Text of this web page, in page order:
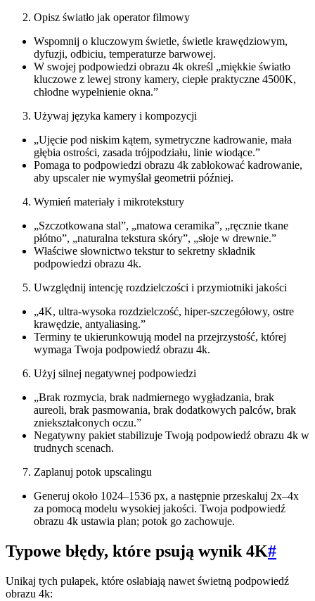
Opisz światło jak operator filmowy
Wspomnij o kluczowym świetle, świetle krawędziowym,
dyfuzji, odbiciu, temperaturze barwowej.
W swojej podpowiedzi obrazu 4k określ „miękkie światło
kluczowe z lewej strony kamery, ciepłe praktyczne 4500K,
chłodne wypełnienie okna.”
Używaj języka kamery i kompozycji
„Ujęcie pod niskim kątem, symetryczne kadrowanie, mała
głębia ostrości, zasada trójpodziału, linie wiodące.”
Pomaga to podpowiedzi obrazu 4k zablokować kadrowanie,
aby upscaler nie wymyślał geometrii później.
Wymień materiały i mikrotekstury
„Szczotkowana stal”, „matowa ceramika”, „ręcznie tkane
płótno”, „naturalna tekstura skóry”, „słoje w drewnie.”
Właściwe słownictwo tekstur to sekretny składnik
podpowiedzi obrazu 4k.
Uwzględnij intencję rozdzielczości i przymiotniki jakości
„4K, ultra-wysoka rozdzielczość, hiper-szczegółowy, ostre
krawędzie, antyaliasing.”
Terminy te ukierunkowują model na przejrzystość, której
wymaga Twoja podpowiedź obrazu 4k.
Użyj silnej negatywnej podpowiedzi
„Brak rozmycia, brak nadmiernego wygładzania, brak
aureoli, brak pasmowania, brak dodatkowych palców, brak
zniekształconych oczu.”
Negatywny pakiet stabilizuje Twoją podpowiedź obrazu 4k w
trudnych scenach.
Zaplanuj potok upscalingu
Generuj około 1024–1536 px, a następnie przeskaluj 2x–4x
za pomocą modelu wysokiej jakości. Twoja podpowiedź
obrazu 4k ustawia plan; potok go zachowuje.
Typowe błędy, które psują wynik 4K#
Unikaj tych pułapek, które osłabiają nawet świetną podpowiedź
obrazu 4k: